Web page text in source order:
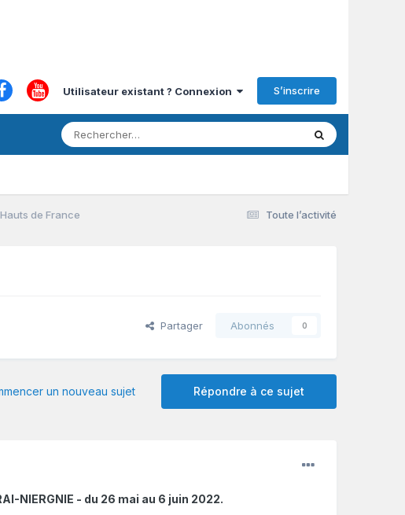
Utilisateur existant ? Connexion S’inscrire
Toute l’activité
de France
Partager Abonnés 0
Répondre à ce sujet
un nouveau sujet
NIERGNIE - du 26 mai au 6 juin 2022.